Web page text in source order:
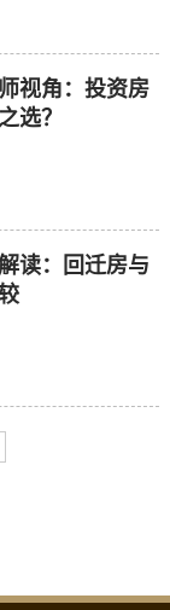
视角：投资房
选？
读：回迁房与